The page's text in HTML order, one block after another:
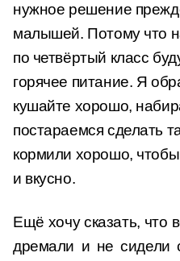
нужное решение
малышей. Потому что
по четвёртый класс
горячее питание. Я
кушайте хорошо,
постараемся сделать
кормили хорошо,
и вкусно.
Ещё хочу сказать, что
дремали и не сидели